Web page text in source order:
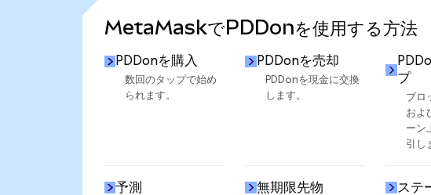
MetaMaskでPDDonを使用する方法
PDDonを購入
数回のタップで始め
られます。
PDDonを売却
PDDonを現金に交換
します。
プ
ブロ
およ
ーン
引し
予測 無期限先物 ステ